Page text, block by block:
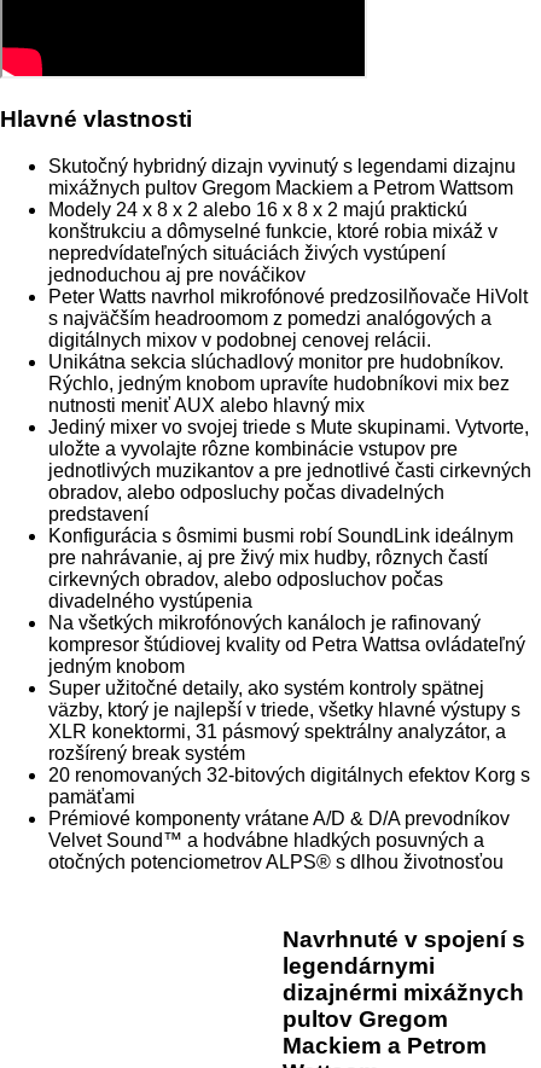
Hlavné vlastnosti
Skutočný hybridný dizajn vyvinutý s legendami dizajnu
mixážnych pultov Gregom Mackiem a Petrom Wattsom
Modely 24 x 8 x 2 alebo 16 x 8 x 2 majú praktickú
konštrukciu a dômyselné funkcie, ktoré robia mixáž v
nepredvídateľných situáciách živých vystúpení
jednoduchou aj pre nováčikov
Peter Watts navrhol mikrofónové predzosilňovače HiVolt
s najväčším headroomom z pomedzi analógových a
digitálnych mixov v podobnej cenovej relácii.
Unikátna sekcia slúchadlový monitor pre hudobníkov.
Rýchlo, jedným knobom upravíte hudobníkovi mix bez
nutnosti meniť AUX alebo hlavný mix
Jediný mixer vo svojej triede s Mute skupinami. Vytvorte,
uložte a vyvolajte rôzne kombinácie vstupov pre
jednotlivých muzikantov a pre jednotlivé časti cirkevných
obradov, alebo odposluchy počas divadelných
predstavení
Konfigurácia s ôsmimi busmi robí SoundLink ideálnym
pre nahrávanie, aj pre živý mix hudby, rôznych častí
cirkevných obradov, alebo odposluchov počas
divadelného vystúpenia
Na všetkých mikrofónových kanáloch je rafinovaný
kompresor štúdiovej kvality od Petra Wattsa ovládateľný
jedným knobom
Super užitočné detaily, ako systém kontroly spätnej
väzby, ktorý je najlepší v triede, všetky hlavné výstupy s
XLR konektormi, 31 pásmový spektrálny analyzátor, a
rozšírený break systém
20 renomovaných 32-bitových digitálnych efektov Korg s
pamäťami
Prémiové komponenty vrátane A/D & D/A prevodníkov
Velvet Sound™ a hodvábne hladkých posuvných a
otočných potenciometrov ALPS® s dlhou životnosťou
Navrhnuté v spojení s
legendárnymi
dizajnérmi mixážnych
pultov Gregom
Mackiem a Petrom